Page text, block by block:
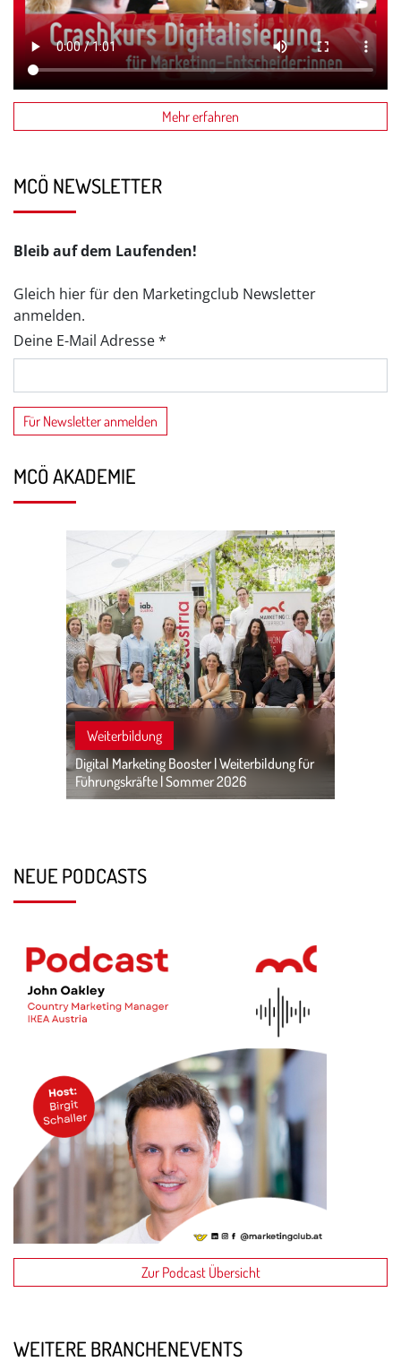
Mehr erfahren
MCÖ NEWSLETTER
Bleib auf dem Laufenden!
Gleich hier für den Marketingclub Newsletter
anmelden.
Deine E-Mail Adresse *
MCÖ AKADEMIE
Weiterbildung
Digital Marketing Booster | Weiterbildung für
Führungskräfte | Sommer 2026
NEUE PODCASTS
Zur Podcast Übersicht
WEITERE BRANCHENEVENTS